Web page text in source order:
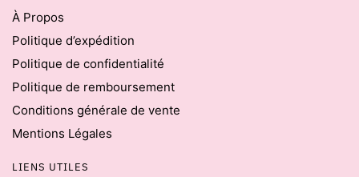
À Propos
Politique d’expédition
Politique de confidentialité
Politique de remboursement
Conditions générale de vente
Mentions Légales
LIENS UTILES